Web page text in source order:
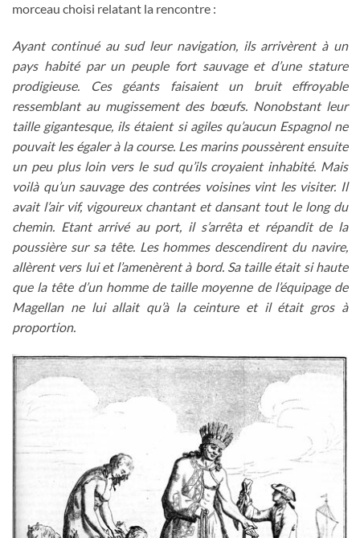
morceau choisi relatant la rencontre :
Ayant continué au sud leur navigation, ils arrivèrent à un
pays habité par un peuple fort sauvage et d’une stature
prodigieuse. Ces géants faisaient un bruit effroyable
ressemblant au mugissement des bœufs. Nonobstant leur
taille gigantesque, ils étaient si agiles qu’aucun Espagnol ne
pouvait les égaler à la course. Les marins poussèrent ensuite
un peu plus loin vers le sud qu’ils croyaient inhabité. Mais
voilà qu’un sauvage des contrées voisines vint les visiter. Il
avait l’air vif, vigoureux chantant et dansant tout le long du
chemin. Etant arrivé au port, il s’arrêta et répandit de la
poussière sur sa tête. Les hommes descendirent du navire,
allèrent vers lui et l’amenèrent à bord. Sa taille était si haute
que la tête d’un homme de taille moyenne de l’équipage de
Magellan ne lui allait qu’à la ceinture et il était gros à
proportion.